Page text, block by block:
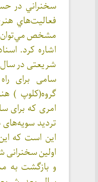
سخنراني در
فعاليت‌هاي
مشخص مي‌توان
اشاره كرد.
سامی برای
گروه(کلوپ )
امری که
تردید
این است که
اولین
و بازگشت به